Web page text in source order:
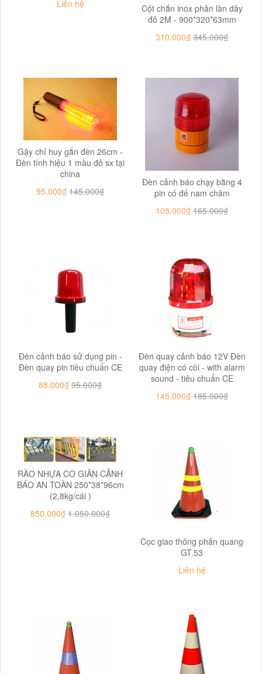
Liên hệ
Cột chắn inox phân làn dây
đỏ 2M - 900*320*63mm
310.000₫ 345.000₫
Gậy chỉ huy gắn đèn 26cm -
Đèn tính hiệu 1 màu đỏ sx tại
china
95.000₫ 145.000₫
Đèn cảnh báo chạy bằng 4
pin có đế nam châm
105.000₫ 165.000₫
Đèn cảnh báo sử dụng pin -
Đèn quay pin tiêu chuẩn CE
88.000₫ 95.000₫
Đèn quay cảnh báo 12V Đèn
quay điện có còi - with alarm
sound - tiêu chuẩn CE
145.000₫ 185.000₫
RÀO NHỰA CO GIÃN CẢNH
BÁO AN TOÀN 250*38*96cm
(2,8kg/cái )
850.000₫ 1.050.000₫
Cọc giao thông phản quang
GT.53
Liên hệ